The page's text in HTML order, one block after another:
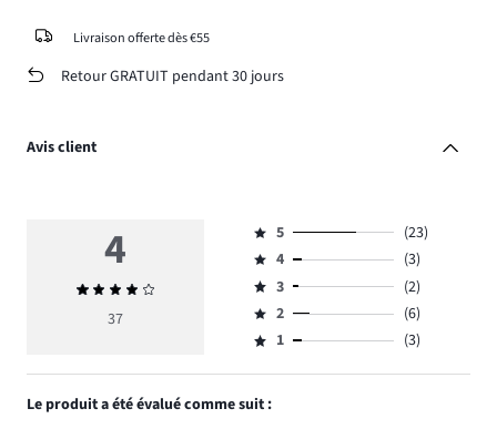
Livraison offerte dès €55
Retour GRATUIT pendant 30 jours
Avis client
4
Note
moyenne
37
Note
5,
nombre
de
votes
23.
5
(23)
Note
4,
nombre
de
3.
4
(3)
Note
3,
nombre
2.
3
(2)
Note
2,
votes
2
(6)
Note
1,
nombre
de
1 (3)
Le produit a été évalué comme suit :